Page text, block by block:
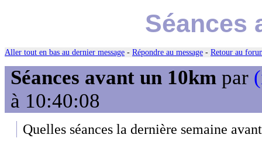
Séances
Aller tout en bas au dernier message - Répondre au message - Retour au
Séances avant un 10km par
à 10:40:08
Quelles séances la dernière semaine